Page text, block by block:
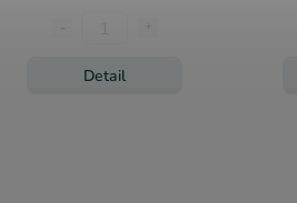
Detail